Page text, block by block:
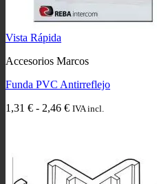
Vista Rápida
Accesorios Marcos
Funda PVC Antirreflejo
1,31 € - 2,46 €Rango
hasta
IVA incl.